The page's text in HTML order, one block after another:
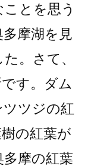
とを思う
摩湖を見
。さて、
す。ダム
ツジの紅
の紅葉が
摩の紅葉